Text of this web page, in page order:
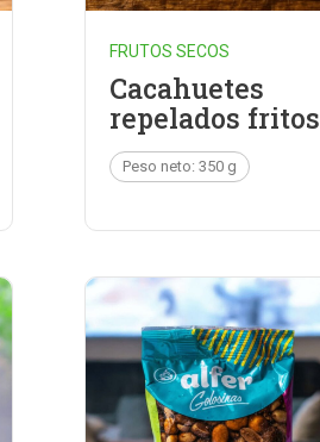
FRUTOS SECOS
Cacahuetes
repelados fritos
Peso neto: 350 g